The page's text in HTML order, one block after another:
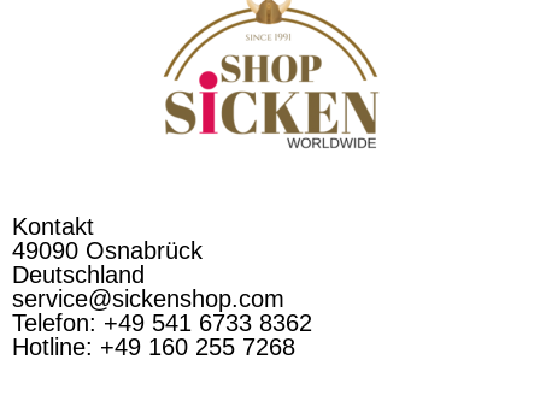
Kontakt
49090 Osnabrück
Deutschland
service@sickenshop.com
Telefon: +49 541 6733 8362
Hotline: +49 160 255 7268